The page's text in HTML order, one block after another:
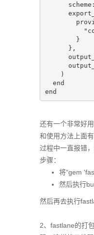
scheme:
}
},
)
end
end
还有一个非常好
和使用方法上面
过程中一直报错
步骤：
将“gem
然后执行
然后再去执行
2、fastlane的打